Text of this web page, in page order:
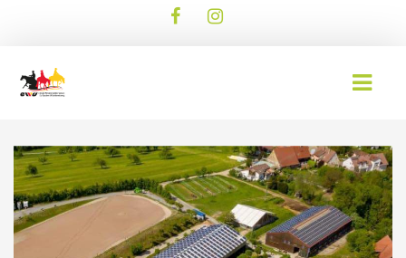
AKTUELLES
EWU BLOG